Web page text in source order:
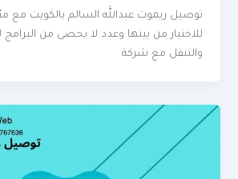
توصيل ريموت عبدالله السالم بالكويت مع
للاختيار من بينها وعدد لا يحصى من
والتنقل مع شركة